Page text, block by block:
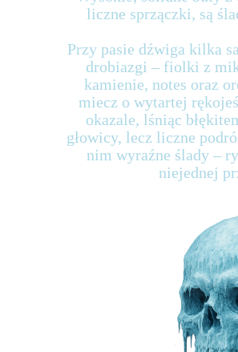
liczne sprzączki, są
Przy pasie dźwiga kilka
drobiazgi – fiolki z
kamienie, notes oraz
miecz o wytartej
okazale, lśniąc
głowicy, lecz liczne
nim wyraźne ślady –
niejednej